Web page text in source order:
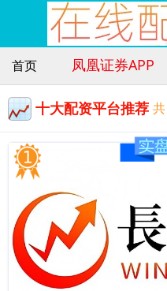
首页 凤凰证券APP
十大配资平台推荐 共